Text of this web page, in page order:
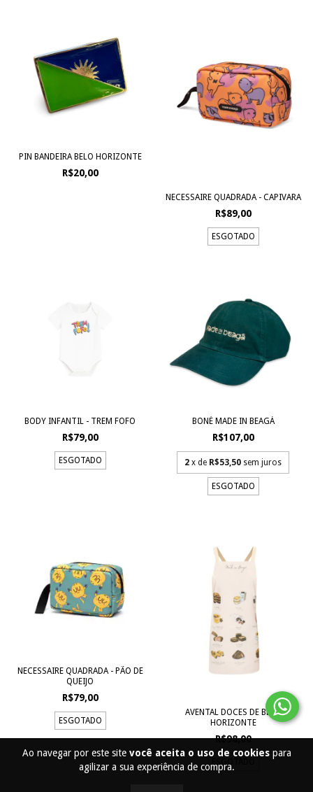
Ao navegar por este site você aceita o uso de cookiespara
agilizar a sua experiência de compra.
PIN BANDEIRA BELO HORIZONTE
R$20,00
NECESSAIRE QUADRADA - CAPIVARA
R$89,00
ESGOTADO
BODY INFANTIL - TREM FOFO
R$79,00
ESGOTADO
BONÉ MADE IN BEAGÁ
R$107,00
2 x de R$53,50 sem juros
ESGOTADO
NECESSAIRE QUADRADA - PÃO DE
QUEIJO
R$79,00
ESGOTADO
AVENTAL DOCES DE BELO
HORIZONTE
R$98,00